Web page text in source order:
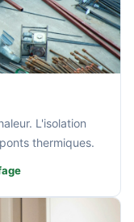
L'isolation
thermiques.